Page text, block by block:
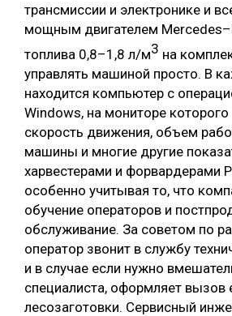
трансмиссии и электронике и
мощным двигателем
топлива 0,8–1,8 л/м3 на
управлять машиной просто. В
находится компьютер с
Windows, на мониторе
скорость движения, объем
машины и многие другие
харвестерами и форвардерами
особенно учитывая то, что
обучение операторов и
обслуживание. За советом по
оператор звонит в службу
и в случае если нужно
специалиста, оформляет вызов
лесозаготовки. Сервисный